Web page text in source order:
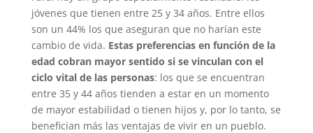
jóvenes que tienen entre 25 y 34 años. Entre ellos
son un 44% los que aseguran que no harían este
cambio de vida. Estas preferencias en función de la
edad cobran mayor sentido si se vinculan con el
ciclo vital de las personas: los que se encuentran
entre 35 y 44 años tienden a estar en un momento
de mayor estabilidad o tienen hijos y, por lo tanto, se
benefician más las ventajas de vivir en un pueblo.